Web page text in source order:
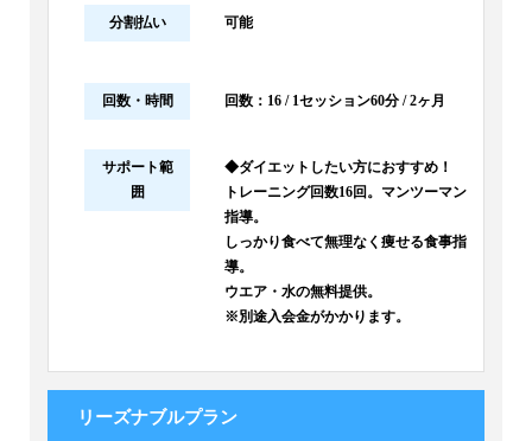
分割払い 可能
回数・時間 回数：16 / 1セッション60分 / 2ヶ月
サポート範
囲
◆ダイエットしたい方におすすめ！
トレーニング回数16回。マンツーマン
指導。
しっかり食べて無理なく痩せる食事指
導。
ウエア・水の無料提供。
※別途入会金がかかります。
リーズナブルプラン